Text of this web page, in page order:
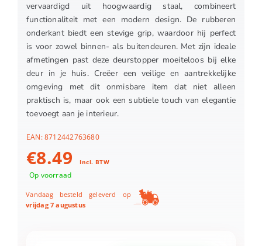
vervaardigd uit hoogwaardig staal, combineert
functionaliteit met een modern design. De rubberen
onderkant biedt een stevige grip, waardoor hij perfect
is voor zowel binnen- als buitendeuren. Met zijn ideale
afmetingen past deze deurstopper moeiteloos bij elke
deur in je huis. Creëer een veilige en aantrekkelijke
omgeving met dit onmisbare item dat niet alleen
praktisch is, maar ook een subtiele touch van elegantie
toevoegt aan je interieur.
EAN:8712442763680
€8.49 Incl. BTW
Op voorraad
Vandaag besteld geleverd op
vrijdag 7 augustus